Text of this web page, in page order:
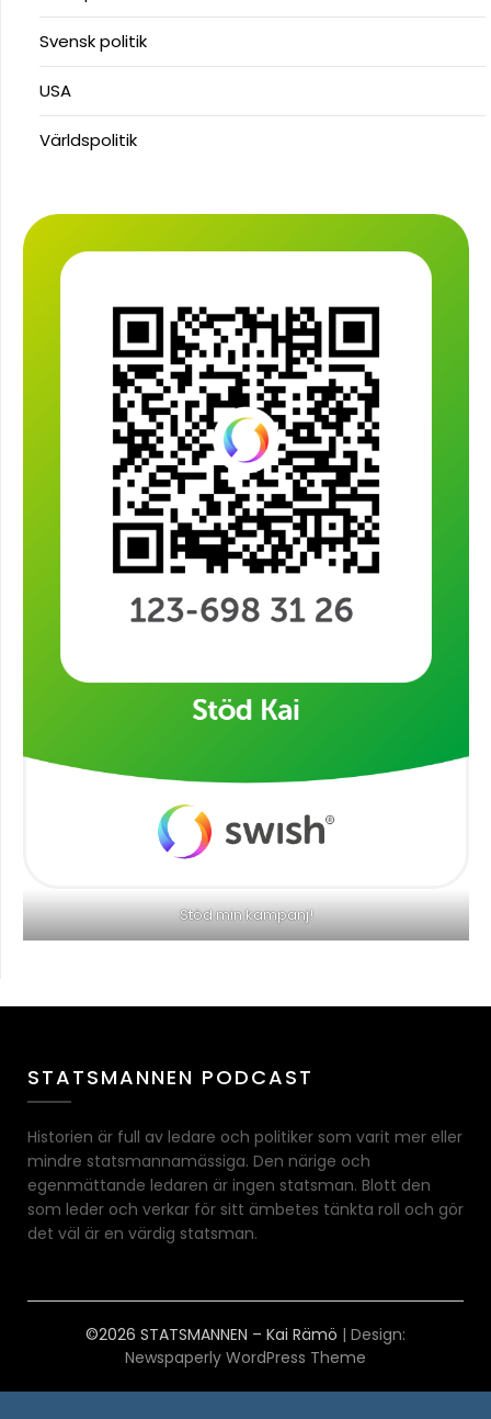
Svensk politik
USA
Världspolitik
Stöd min kampanj!
STATSMANNEN PODCAST
Historien är full av ledare och politiker som varit mer eller
mindre statsmannamässiga. Den närige och
egenmättande ledaren är ingen statsman. Blott den
som leder och verkar för sitt ämbetes tänkta roll och gör
det väl är en värdig statsman.
©2026 STATSMANNEN – Kai Rämö | Design:
Newspaperly WordPress Theme